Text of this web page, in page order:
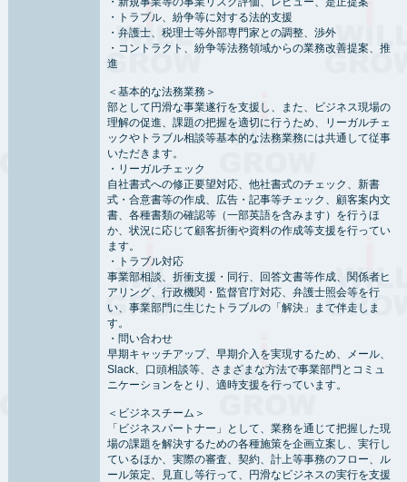
・トラブル、紛争等に対する法的支援
・弁護士、税理士等外部専門家との調整、渉外
・コントラクト、紛争等法務領域からの業務改善提案、推
進
＜基本的な法務業務＞
部として円滑な事業遂行を支援し、また、ビジネス現場の
理解の促進、課題の把握を適切に行うため、リーガルチェ
ックやトラブル相談等基本的な法務業務には共通して従事
いただきます。
・リーガルチェック
自社書式への修正要望対応、他社書式のチェック、新書
式・合意書等の作成、広告・記事等チェック、顧客案内文
書、各種書類の確認等（一部英語を含みます）を行うほ
か、状況に応じて顧客折衝や資料の作成等支援を行ってい
ます。
・トラブル対応
事業部相談、折衝支援・同行、回答文書等作成、関係者ヒ
アリング、行政機関・監督官庁対応、弁護士照会等を行
い、事業部門に生じたトラブルの「解決」まで伴走しま
す。
・問い合わせ
早期キャッチアップ、早期介入を実現するため、メール、
Slack、口頭相談等、さまざまな方法で事業部門とコミュ
ニケーションをとり、適時支援を行っています。
＜ビジネスチーム＞
「ビジネスパートナー」として、業務を通じて把握した現
場の課題を解決するための各種施策を企画立案し、実行し
ているほか、実際の審査、契約、計上等事務のフロー、ル
ール策定、見直し等行って、円滑なビジネスの実行を支援